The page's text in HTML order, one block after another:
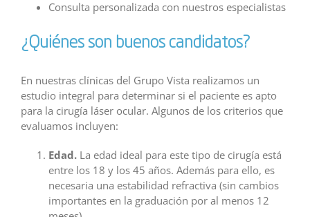
Consulta personalizada con nuestros especialistas
¿Quiénes son buenos candidatos?
En nuestras clínicas del Grupo Vista realizamos un
estudio integral para determinar si el paciente es apto
para la cirugía láser ocular. Algunos de los criterios que
evaluamos incluyen:
Edad. La edad ideal para este tipo de cirugía está
entre los 18 y los 45 años. Además para ello, es
necesaria una estabilidad refractiva (sin cambios
importantes en la graduación por al menos 12